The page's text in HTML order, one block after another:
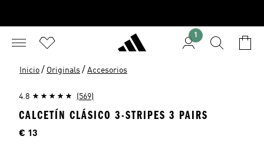
1
Inicio / Originals / Accesorios
4.8 (569)
CALCETÍN CLÁSICO 3-STRIPES 3 PAIRS
Precio
€ 13